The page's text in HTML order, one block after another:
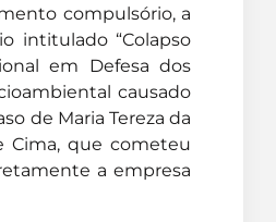
compulsório, a
intitulado “Colapso
em Defesa dos
causado
de Maria Tereza da
Cima, que cometeu
a empresa